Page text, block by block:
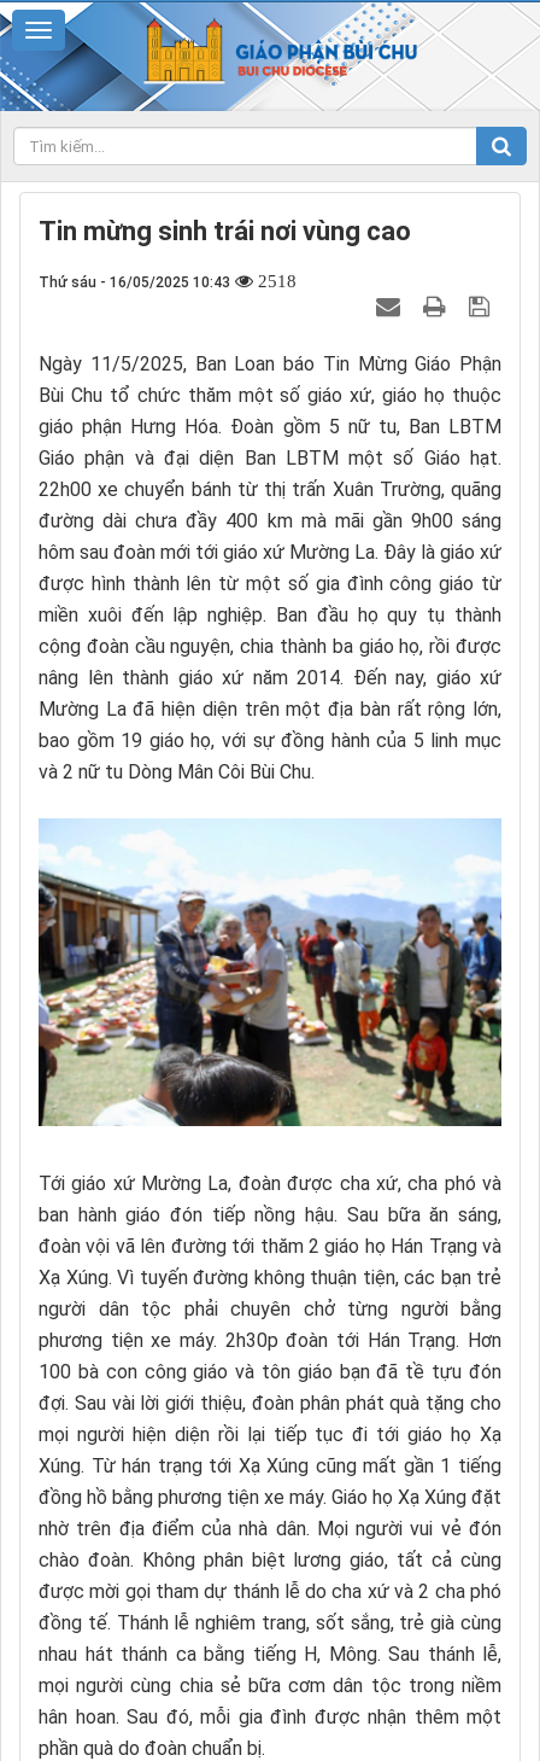
Tin mừng sinh trái nơi vùng cao
Thứ sáu - 16/05/2025 10:43 2518
Ngày 11/5/2025, Ban Loan báo Tin Mừng Giáo Phận
Bùi Chu tổ chức thăm một số giáo xứ, giáo họ thuộc
giáo phận Hưng Hóa. Đoàn gồm 5 nữ tu, Ban LBTM
Giáo phận và đại diện Ban LBTM một số Giáo hạt.
22h00 xe chuyển bánh từ thị trấn Xuân Trường, quãng
đường dài chưa đầy 400 km mà mãi gần 9h00 sáng
hôm sau đoàn mới tới giáo xứ Mường La. Đây là giáo xứ
được hình thành lên từ một số gia đình công giáo từ
miền xuôi đến lập nghiệp. Ban đầu họ quy tụ thành
cộng đoàn cầu nguyện, chia thành ba giáo họ, rồi được
nâng lên thành giáo xứ năm 2014. Đến nay, giáo xứ
Mường La đã hiện diện trên một địa bàn rất rộng lớn,
bao gồm 19 giáo họ, với sự đồng hành của 5 linh mục
và 2 nữ tu Dòng Mân Côi Bùi Chu.
Tới giáo xứ Mường La, đoàn được cha xứ, cha phó và
ban hành giáo đón tiếp nồng hậu. Sau bữa ăn sáng,
đoàn vội vã lên đường tới thăm 2 giáo họ Hán Trạng và
Xạ Xúng. Vì tuyến đường không thuận tiện, các bạn trẻ
người dân tộc phải chuyên chở từng người bằng
phương tiện xe máy. 2h30p đoàn tới Hán Trạng. Hơn
100 bà con công giáo và tôn giáo bạn đã tề tựu đón
đợi. Sau vài lời giới thiệu, đoàn phân phát quà tặng cho
mọi người hiện diện rồi lại tiếp tục đi tới giáo họ Xạ
Xúng. Từ hán trạng tới Xạ Xúng cũng mất gần 1 tiếng
đồng hồ bằng phương tiện xe máy. Giáo họ Xạ Xúng đặt
nhờ trên địa điểm của nhà dân. Mọi người vui vẻ đón
chào đoàn. Không phân biệt lương giáo, tất cả cùng
được mời gọi tham dự thánh lễ do cha xứ và 2 cha phó
đồng tế. Thánh lễ nghiêm trang, sốt sắng, trẻ già cùng
nhau hát thánh ca bằng tiếng H, Mông. Sau thánh lễ,
mọi người cùng chia sẻ bữa cơm dân tộc trong niềm
hân hoan. Sau đó, mỗi gia đình được nhận thêm một
phần quà do đoàn chuẩn bị.